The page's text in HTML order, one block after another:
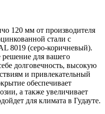
120 мм от производителя
стали с
8019 (серо-коричневый).
для вашего
долговечность, высокую
и привлекательный
обеспечивает
а также увеличивает
для климата в Гудауте.